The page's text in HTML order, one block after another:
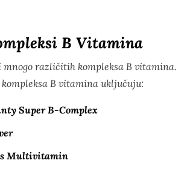
B Vitamina
različitih kompleksa B vitamina.
B vitamina uključuju:
Super B-Complex
Multivitamin